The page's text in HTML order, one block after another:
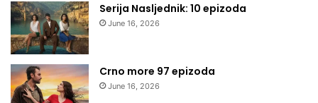
Serija Nasljednik: 10 epizoda
June 16, 2026
Crno more 97 epizoda
June 16, 2026